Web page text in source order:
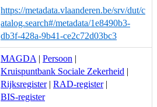
https://metadata.vlaanderen.be/srv/dut/c
atalog.search#/metadata/1e8490b3-
db3f-428a-9b41-ce2c72d03bc3
MAGDA | Persoon |
Kruispuntbank Sociale Zekerheid |
Rijksregister| RAD-register|
BIS-register